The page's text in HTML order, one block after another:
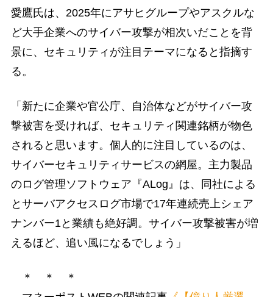
愛鷹氏は、2025年にアサヒグループやアスクルな
ど大手企業へのサイバー攻撃が相次いだことを背
景に、セキュリティが注目テーマになると指摘す
る。
「新たに企業や官公庁、自治体などがサイバー攻
撃被害を受ければ、セキュリティ関連銘柄が物色
されると思います。個人的に注目しているのは、
サイバーセキュリティサービスの網屋。主力製品
のログ管理ソフトウェア『ALog』は、同社による
とサーバアクセスログ市場で17年連続売上シェア
ナンバー1と業績も絶好調。サイバー攻撃被害が増
えるほど、追い風になるでしょう」
＊ ＊ ＊